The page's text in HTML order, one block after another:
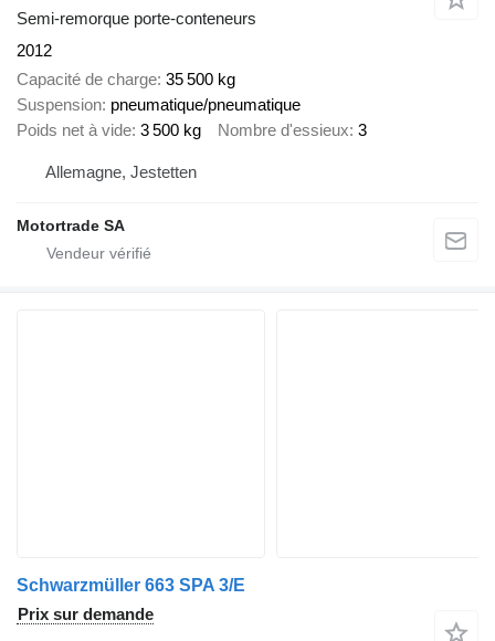
Semi-remorque porte-conteneurs
2012
Capacité de charge 35 500 kg
Suspension pneumatique/pneumatique
Poids net à vide 3 500 kg Nombre d'essieux 3
Allemagne, Jestetten
Motortrade SA
Schwarzmüller 663 SPA 3/E
Prix sur demande